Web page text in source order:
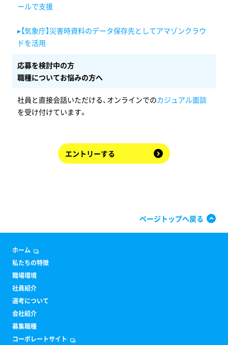
ールで支援
▸【気象庁】災害時資料のデータ保存先としてアマゾンクラウ
ドを活用
応募を検討中の方
職種についてお悩みの方へ
社員と直接会話いただける、オンラインでのカジュアル面談
を受け付けています。
エントリーする
ページトップへ戻る
ホーム
私たちの特徴
職場環境
社員紹介
選考について
会社紹介
募集職種
コーポレートサイト